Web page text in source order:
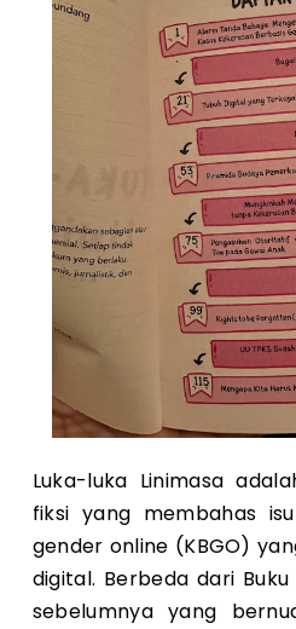
Luka-luka Linimasa
fiksi yang membahas
gender online (KBGO)
digital. Berbeda dari
sebelumnya yang